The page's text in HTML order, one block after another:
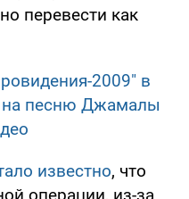
перевести как
2009" в
на песню Джамалы
известно, что